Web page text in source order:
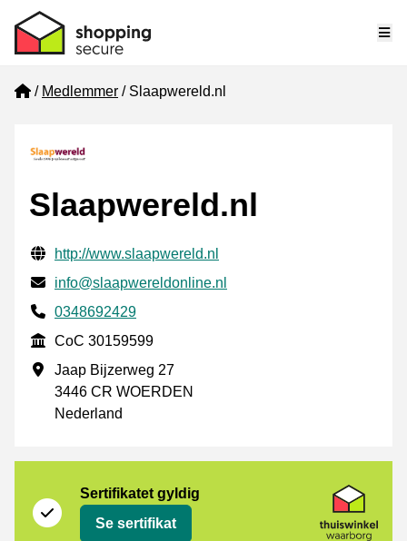
Home
Medlemmer Slaapwereld.nl
Slaapwereld.nl
Verifisert kontaktinformasjon
Website URL
http://www.slaapwereld.nl
E-post
info@slaapwereldonline.nl
Phone number
0348692429
CoC
CoC 30159599
Forretningsadresse
Jaap Bijzerweg 27
3446 CR WOERDEN
Nederland
Sertifikatet gyldig
Se sertifikat